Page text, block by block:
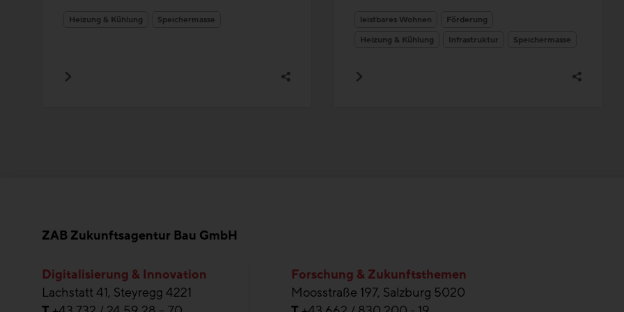
Heizung & Kühlung Speichermasse leistbares Wohnen
Förderung
Heizung & Kühlung
Infrastruktur Speichermasse
ZAB Zukunftsagentur Bau GmbH
Digitalisierung & Innovation
Lachstatt 41, Steyregg 4221
Forschung & Zukunftsthemen
Moosstraße 197, Salzburg 5020